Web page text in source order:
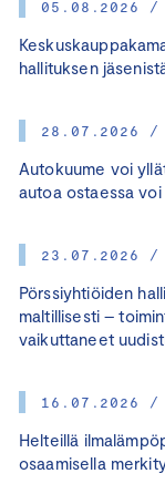
05.08.2026 /
hallituksen
28.07.2026 /
Autokuume voi
autoa ostaessa
23.07.2026 /
Pörssiyhtiöiden
maltillisesti –
vaikuttaneet
16.07.2026 /
Helteillä
osaamisella